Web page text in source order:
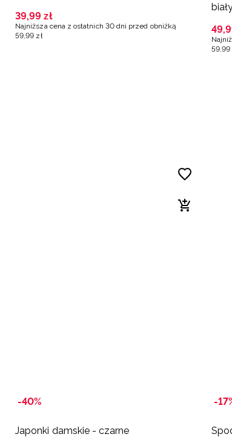
39,99 zł
Najniższa cena z ostatnich 30 dni przed obniżką
59,99 zł
49,
59,99
-40%
Japonki damskie - czarne
-